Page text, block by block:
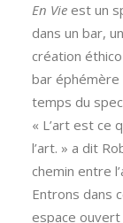
En Vie est un
dans un bar,
création
bar éphémère
temps du
« L’art est ce
l’art. » a dit
chemin entre
Entrons dans
espace ouvert